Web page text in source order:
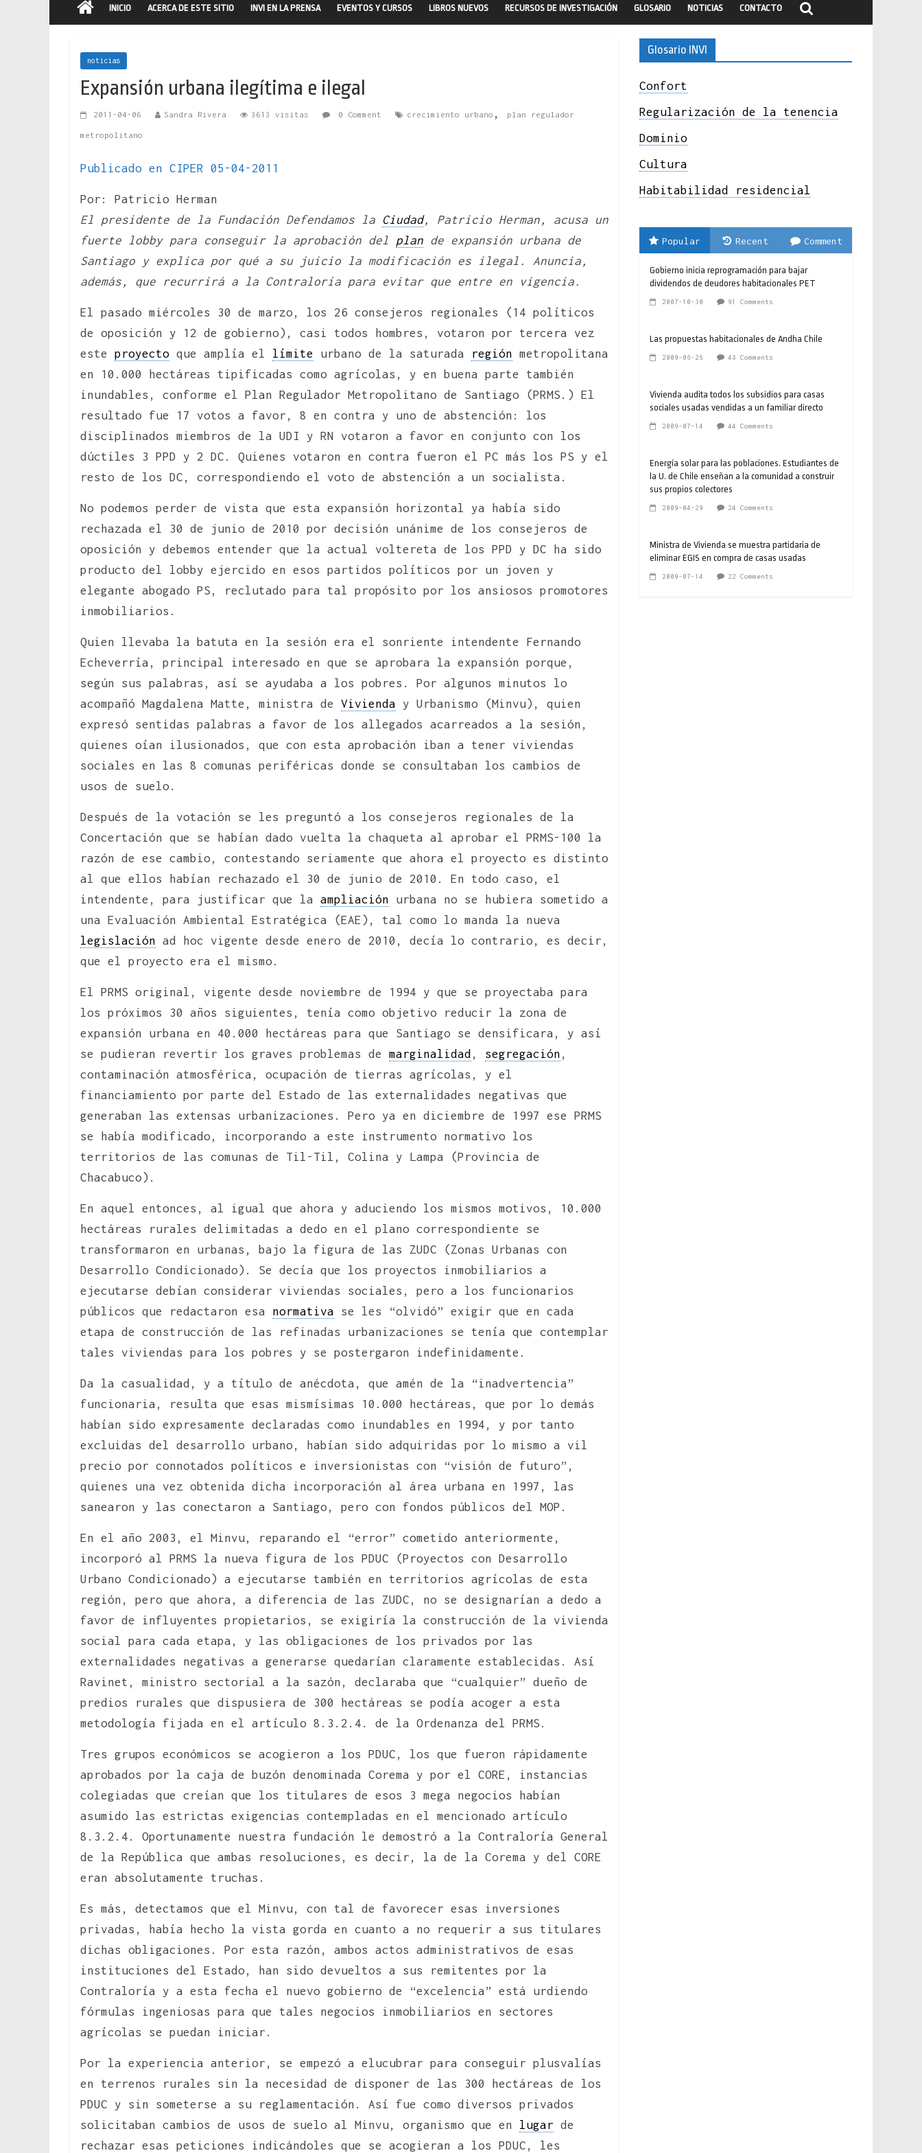
INICIO ACERCA DE ESTE SITIO INVI EN LA PRENSA EVENTOS Y CURSOS LIBROS NUEVOS RECURSOS DE INVESTIGACIÓN GLOSARIO NOTICIAS CONTACTO
noticias
Expansión urbana ilegítima e ilegal
2011-04-06 Sandra Rivera 3613 visitas 0 Comment crecimiento urbano , plan regulador
metropolitano
Publicado en CIPER 05-04-2011
Por: Patricio Herman
El presidente de la Fundación Defendamos la Ciudad, Patricio Herman, acusa un
fuerte lobby para conseguir la aprobación del plan de expansión urbana de
Santiago y explica por qué a su juicio la modificación es ilegal. Anuncia,
además, que recurrirá a la Contraloría para evitar que entre en vigencia.
El pasado miércoles 30 de marzo, los 26 consejeros regionales (14 políticos
de oposición y 12 de gobierno), casi todos hombres, votaron por tercera vez
este proyecto que amplía el límite urbano de la saturada región metropolitana
en 10.000 hectáreas tipificadas como agrícolas, y en buena parte también
inundables, conforme el Plan Regulador Metropolitano de Santiago (PRMS.) El
resultado fue 17 votos a favor, 8 en contra y uno de abstención: los
disciplinados miembros de la UDI y RN votaron a favor en conjunto con los
dúctiles 3 PPD y 2 DC. Quienes votaron en contra fueron el PC más los PS y el
resto de los DC, correspondiendo el voto de abstención a un socialista.
No podemos perder de vista que esta expansión horizontal ya había sido
rechazada el 30 de junio de 2010 por decisión unánime de los consejeros de
oposición y debemos entender que la actual voltereta de los PPD y DC ha sido
producto del lobby ejercido en esos partidos políticos por un joven y
elegante abogado PS, reclutado para tal propósito por los ansiosos promotores
inmobiliarios.
Quien llevaba la batuta en la sesión era el sonriente intendente Fernando
Echeverría, principal interesado en que se aprobara la expansión porque,
según sus palabras, así se ayudaba a los pobres. Por algunos minutos lo
acompañó Magdalena Matte, ministra de Vivienda y Urbanismo (Minvu), quien
expresó sentidas palabras a favor de los allegados acarreados a la sesión,
quienes oían ilusionados, que con esta aprobación iban a tener viviendas
sociales en las 8 comunas periféricas donde se consultaban los cambios de
usos de suelo.
Después de la votación se les preguntó a los consejeros regionales de la
Concertación que se habían dado vuelta la chaqueta al aprobar el PRMS-100 la
razón de ese cambio, contestando seriamente que ahora el proyecto es distinto
al que ellos habían rechazado el 30 de junio de 2010. En todo caso, el
intendente, para justificar que la ampliación urbana no se hubiera sometido a
una Evaluación Ambiental Estratégica (EAE), tal como lo manda la nueva
legislación ad hoc vigente desde enero de 2010, decía lo contrario, es decir,
que el proyecto era el mismo.
El PRMS original, vigente desde noviembre de 1994 y que se proyectaba para
los próximos 30 años siguientes, tenía como objetivo reducir la zona de
expansión urbana en 40.000 hectáreas para que Santiago se densificara, y así
se pudieran revertir los graves problemas de marginalidad , segregación ,
contaminación atmosférica, ocupación de tierras agrícolas, y el
financiamiento por parte del Estado de las externalidades negativas que
generaban las extensas urbanizaciones. Pero ya en diciembre de 1997 ese PRMS
se había modificado, incorporando a este instrumento normativo los
territorios de las comunas de Til-Til, Colina y Lampa (Provincia de
Chacabuco).
En aquel entonces, al igual que ahora y aduciendo los mismos motivos, 10.000
hectáreas rurales delimitadas a dedo en el plano correspondiente se
transformaron en urbanas, bajo la figura de las ZUDC (Zonas Urbanas con
Desarrollo Condicionado). Se decía que los proyectos inmobiliarios a
ejecutarse debían considerar viviendas sociales, pero a los funcionarios
públicos que redactaron esa normativa se les “olvidó” exigir que en cada
etapa de construcción de las refinadas urbanizaciones se tenía que contemplar
tales viviendas para los pobres y se postergaron indefinidamente.
Da la casualidad, y a título de anécdota, que amén de la “inadvertencia”
funcionaria, resulta que esas mismísimas 10.000 hectáreas, que por lo demás
habían sido expresamente declaradas como inundables en 1994, y por tanto
excluidas del desarrollo urbano, habían sido adquiridas por lo mismo a vil
precio por connotados políticos e inversionistas con “visión de futuro”,
quienes una vez obtenida dicha incorporación al área urbana en 1997, las
sanearon y las conectaron a Santiago, pero con fondos públicos del MOP.
En el año 2003, el Minvu, reparando el “error” cometido anteriormente,
incorporó al PRMS la nueva figura de los PDUC (Proyectos con Desarrollo
Urbano Condicionado) a ejecutarse también en territorios agrícolas de esta
región, pero que ahora, a diferencia de las ZUDC, no se designarían a dedo a
favor de influyentes propietarios, se exigiría la construcción de la vivienda
social para cada etapa, y las obligaciones de los privados por las
externalidades negativas a generarse quedarían claramente establecidas. Así
Ravinet, ministro sectorial a la sazón, declaraba que “cualquier” dueño de
predios rurales que dispusiera de 300 hectáreas se podía acoger a esta
metodología fijada en el artículo 8.3.2.4. de la Ordenanza del PRMS.
Tres grupos económicos se acogieron a los PDUC, los que fueron rápidamente
aprobados por la caja de buzón denominada Corema y por el CORE, instancias
colegiadas que creían que los titulares de esos 3 mega negocios habían
asumido las estrictas exigencias contempladas en el mencionado artículo
8.3.2.4. Oportunamente nuestra fundación le demostró a la Contraloría General
de la República que ambas resoluciones, es decir, la de la Corema y del CORE
eran absolutamente truchas.
Es más, detectamos que el Minvu, con tal de favorecer esas inversiones
privadas, había hecho la vista gorda en cuanto a no requerir a sus titulares
dichas obligaciones. Por esta razón, ambos actos administrativos de esas
instituciones del Estado, han sido devueltos a sus remitentes por la
Contraloría y a esta fecha el nuevo gobierno de “excelencia” está urdiendo
fórmulas ingeniosas para que tales negocios inmobiliarios en sectores
agrícolas se puedan iniciar.
Por la experiencia anterior, se empezó a elucubrar para conseguir plusvalías
en terrenos rurales sin la necesidad de disponer de las 300 hectáreas de los
PDUC y sin someterse a su reglamentación. Así fue como diversos privados
solicitaban cambios de usos de suelo al Minvu, organismo que en lugar de
rechazar esas peticiones indicándoles que se acogieran a los PDUC, les
Glosario INVI
Confort
Regularización de la tenencia
Dominio
Cultura
Habitabilidad residencial
Popular Recent Comment
Gobierno inicia reprogramación para bajar
dividendos de deudores habitacionales PET
2007-10-30 91 Comments
Las propuestas habitacionales de Andha Chile
2009-06-26 48 Comments
Vivienda audita todos los subsidios para casas
sociales usadas vendidas a un familiar directo
2009-07-14 44 Comments
Energía solar para las poblaciones. Estudiantes de
la U. de Chile enseñan a la comunidad a construir
sus propios colectores
2009-04-29 24 Comments
Ministra de Vivienda se muestra partidaria de
eliminar EGIS en compra de casas usadas
2009-07-14 22 Comments